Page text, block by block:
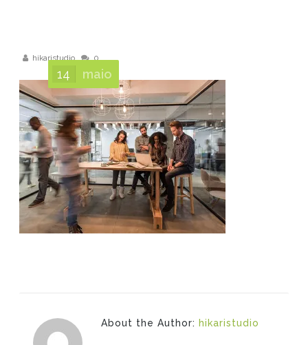
hikaristudio 0
14 maio
About the Author: hikaristudio